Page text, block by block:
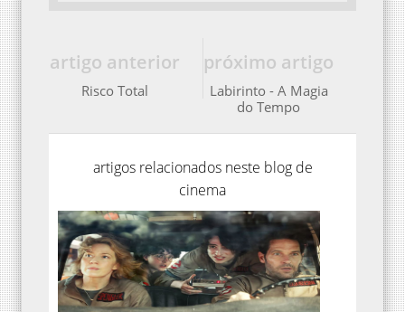
próximo artigo
Labirinto - A Magia
do Tempo
artigo anterior
Risco Total
artigos relacionados neste blog de
cinema